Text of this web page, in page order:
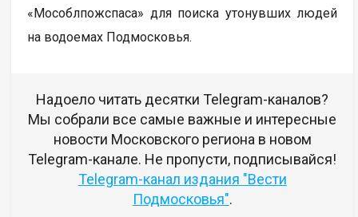
«Мособлпожспаса» для поиска утонувших людей
на водоемах Подмосковья.
Надоело читать десятки Telegram-каналов?
Мы собрали все самые важные и интересные
новости Московского региона в новом
Telegram-канале. Не пропусти, подписывайся!
Telegram-канал издания "Вести
Подмосковья".